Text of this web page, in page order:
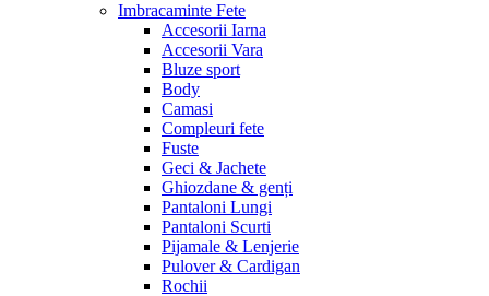
Imbracaminte Fete
Accesorii Iarna
Accesorii Vara
Bluze sport
Body
Camasi
Compleuri fete
Fuste
Geci & Jachete
Ghiozdane & genți
Pantaloni Lungi
Pantaloni Scurti
Pijamale & Lenjerie
Pulover & Cardigan
Rochii